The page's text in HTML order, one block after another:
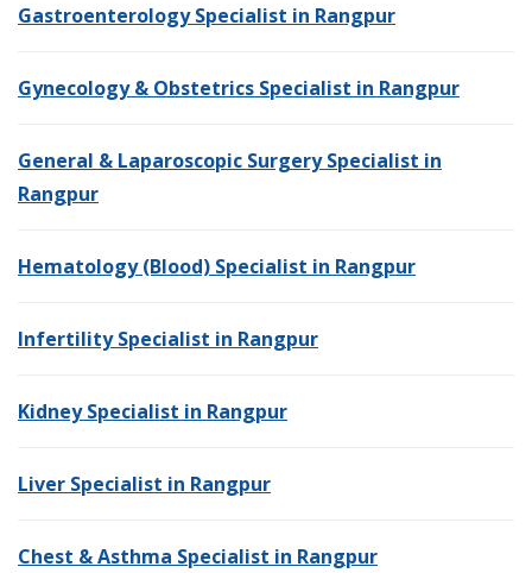
Gastroenterology Specialist in Rangpur
Gynecology & Obstetrics Specialist in Rangpur
General & Laparoscopic Surgery Specialist in
Rangpur
Hematology (Blood) Specialist in Rangpur
Infertility Specialist in Rangpur
Kidney Specialist in Rangpur
Liver Specialist in Rangpur
Chest & Asthma Specialist in Rangpur